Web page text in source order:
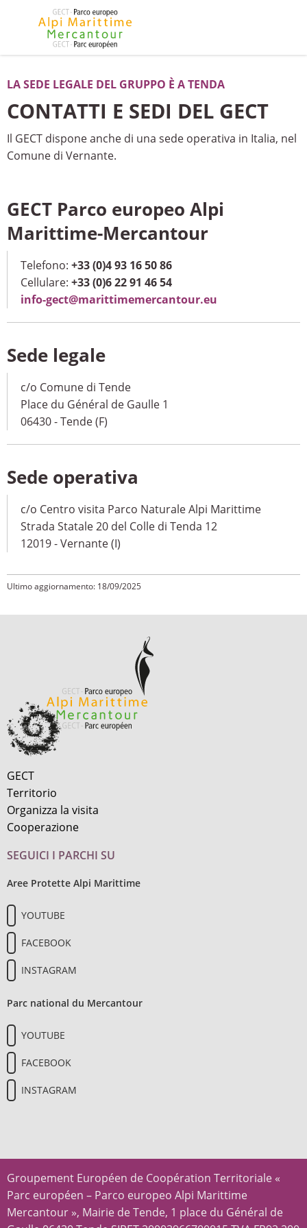
LA SEDE LEGALE DEL GRUPPO È A TENDA
CONTATTI E SEDI DEL GECT
Il GECT dispone anche di una sede operativa in Italia, nel
Comune di Vernante.
GECT Parco europeo Alpi
Marittime-Mercantour
Telefono: +33 (0)4 93 16 50 86
Cellulare: +33 (0)6 22 91 46 54
info-gect@marittimemercantour.eu
Sede legale
c/o Comune di Tende
Place du Général de Gaulle 1
06430 - Tende (F)
Sede operativa
c/o Centro visita Parco Naturale Alpi Marittime
Strada Statale 20 del Colle di Tenda 12
12019 - Vernante (I)
Ultimo aggiornamento: 18/09/2025
GECT
Territorio
Organizza la visita
Cooperazione
SEGUICI I PARCHI SU
Aree Protette Alpi Marittime
YOUTUBE
FACEBOOK
INSTAGRAM
Parc national du Mercantour
YOUTUBE
FACEBOOK
INSTAGRAM
Groupement Européen de Coopération Territoriale «
Parc européen – Parco europeo Alpi Marittime
Mercantour », Mairie de Tende, 1 place du Général de